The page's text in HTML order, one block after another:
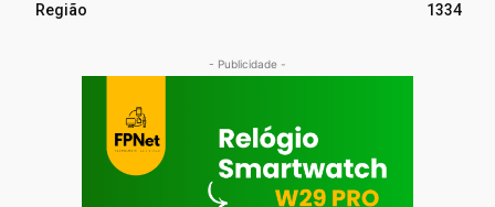
Região
1334
- Publicidade -